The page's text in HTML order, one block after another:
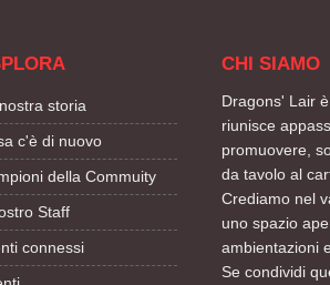
storia
c'è di nuovo
della Commuity
Staff
connessi
CHI SIAMO
Dragons' Lair
riunisce
promuovere,
da tavolo al
Crediamo nel
uno spazio
ambientazioni
Se condividi